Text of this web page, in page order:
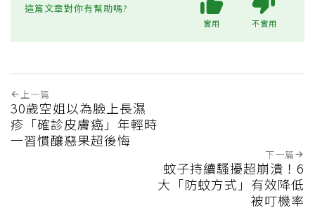
這篇文章對你有幫助嗎?
實用 不實用
上一篇
30歲空姐以為臉上長濕
疹「確診皮膚癌」年輕時
一習慣釀惡果超後悔
下一篇
蚊子持續騷擾超崩潰！6
大「防蚊方式」有效降低
被叮機率